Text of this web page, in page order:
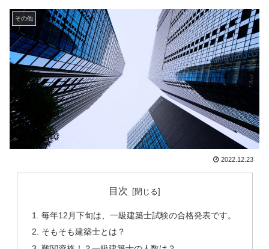
その他
2022.12.23
目次
毎年12月下旬は、一級建築士試験の合格発表です。
そもそも建築士とは？